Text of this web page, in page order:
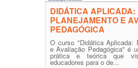
DIDÁTICA APLICADA:
PLANEJAMENTO E
PEDAGÓGICA
O curso "Didática Aplicada:
e Avaliação Pedagógica" é
prática e teórica que
educadores para o de...